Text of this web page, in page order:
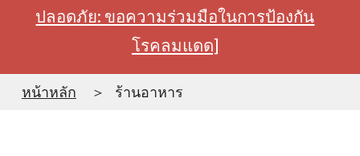
ปลอดภัย: ขอความร่วมมือในการป้องกัน
โรคลมแดด]
หน้าหลัก ร้านอาหาร